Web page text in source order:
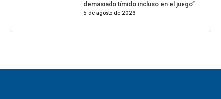
demasiado tímido incluso en el juego”
5 de agosto de 2026